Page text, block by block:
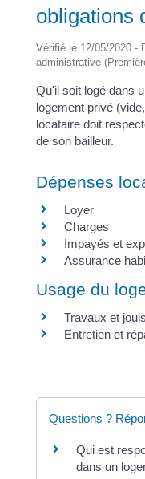
obligations
Vérifié le 12/05/2020 -
administrative
Qu'il soit logé dans
logement privé
locataire doit
de son bailleur.
Dépenses
Loyer
Charges
Impayés et
Assurance
Usage du
Travaux et
Entretien et
Questions ?
Qui est
dans un